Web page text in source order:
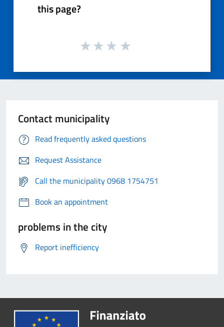
this page?
Contact municipality
Read frequently asked questions
Request Assistance
Call the municipality 0968 1754751
Book an appointment
problems in the city
Report inefficiency